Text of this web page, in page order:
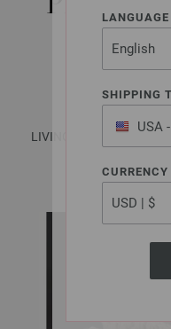
LANGUAGE
SHIPPING
USA
of America
CURRENCY
PETITE
LIVING No. 1 -